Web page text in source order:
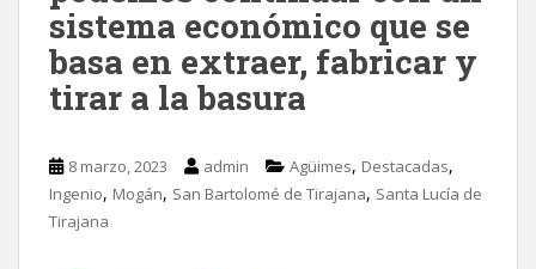
sistema económico que se
basa en extraer, fabricar y
tirar a la basura
8 marzo, 2023 admin Agüimes, Destacadas,
Ingenio, Mogán, San Bartolomé de Tirajana, Santa Lucía de
Tirajana